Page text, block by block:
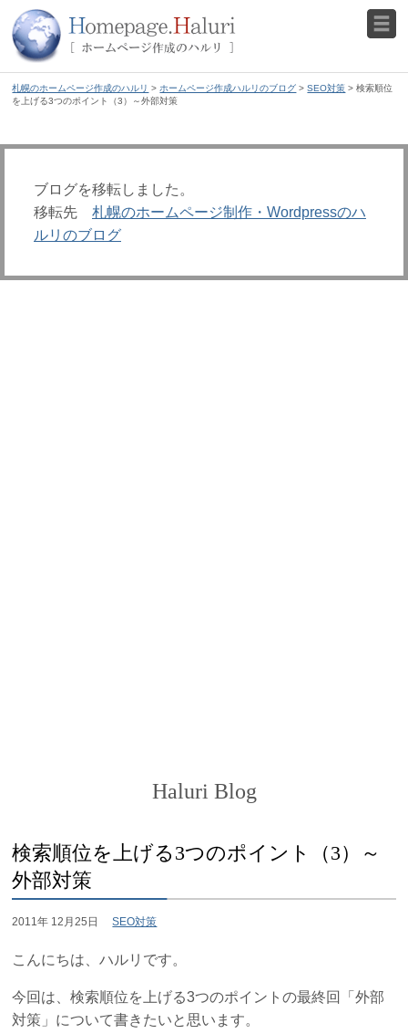
札幌のホームページ作成のハルリ > ホームページ作成ハルリのブログ >SEO対策 > 検索順位
を上げる3つのポイント（3）～外部対策
ブログを移転しました。
移転先 札幌のホームページ制作・Wordpressのハ
ルリのブログ
Haluri Blog
検索順位を上げる3つのポイント（3）～
外部対策
2011年 12月25日SEO対策
こんにちは、ハルリです。
今回は、検索順位を上げる3つのポイントの最終回「外部
対策」について書きたいと思います。